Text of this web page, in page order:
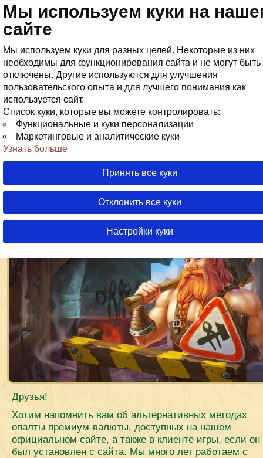
Мы используем куки на
сайте
Мы используем куки для разных целей. Некоторые из них
необходимы для функционирования сайта и не могут быть
отключены. Другие используются для улучшения
пользовательского опыта и для лучшего понимания как
используется сайт.
Список куки, которые вы можете контролировать:
Функциональные и куки персонализации
Маркетинговые и аналитические куки
Узнать больше
Принять все куки
Отклонить все куки
Настройки куки
Информация о работе платежных
Друзья!
Хотим напомнить вам об альтернативных методах
опалты премиум-валюты, доступных на нашем
официальном сайте, а также в клиенте игры, если он
был установлен с сайта. Мы много лет работаем с
03 Августа
28 Июля